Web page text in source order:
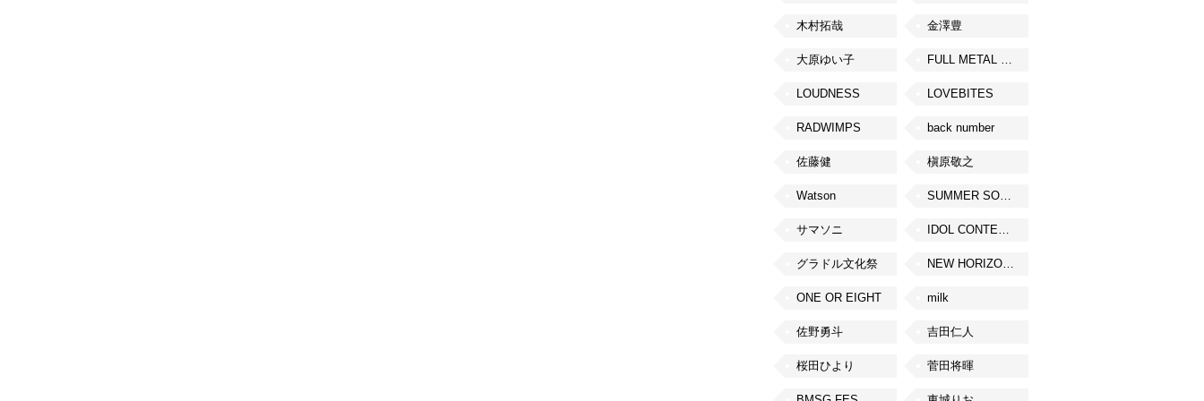
木村拓哉 金澤豊
大原ゆい子 FULL METAL JAPAN 2026
LOUDNESS LOVEBITES
RADWIMPS back number
佐藤健 槇原敬之
Watson SUMMER SONIC
サマソニ IDOL CONTENT EXPO
グラドル文化祭 NEW HORIZON FEST
ONE OR EIGHT milk
佐野勇斗 吉田仁人
桜田ひより 菅田将暉